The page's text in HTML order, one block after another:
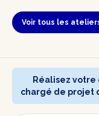
Voir tous les
Réalisez votre
chargé de projet